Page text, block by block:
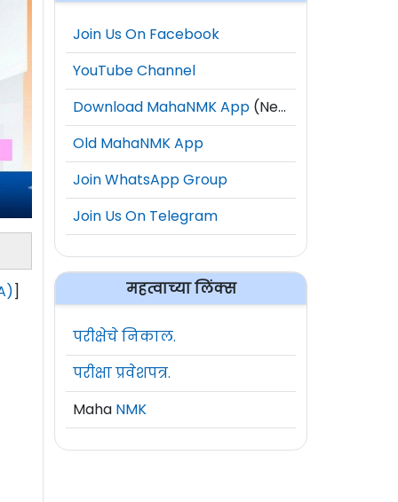
]
Join Us On Facebook
YouTube Channel
Download MahaNMK App (New)
Old MahaNMK App
Join WhatsApp Group
Join Us On Telegram
महत्वाच्या लिंक्स
परीक्षेचे निकाल.
परीक्षा प्रवेशपत्र.
Maha NMK